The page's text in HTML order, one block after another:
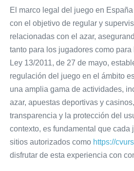
El marco legal del juego en
con el objetivo de regular y
relacionadas con el azar,
tanto para los jugadores como
Ley 13/2011, de 27 de mayo,
regulación del juego en el ámbito
una amplia gama de actividades,
azar, apuestas deportivas y
transparencia y la protección del
contexto, es fundamental que cada
sitios autorizados como https://
disfrutar de esta experiencia con